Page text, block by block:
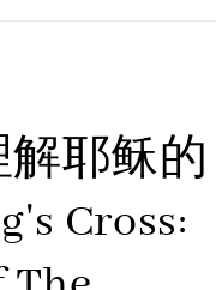
耶稣的
Cross: